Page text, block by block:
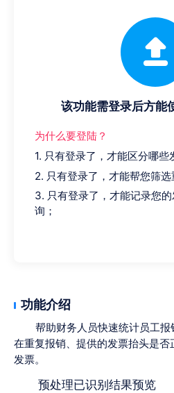
该功能需登录后方能
为什么要登陆？
1. 只有登录了，才能区分哪些
2. 只有登录了，才能帮您筛选
3. 只有登录了，才能记录您
询；
功能介绍
帮助财务人员快速统计员工
在重复报销、提供的发票抬头是
发票。
预处理已识别结果预览